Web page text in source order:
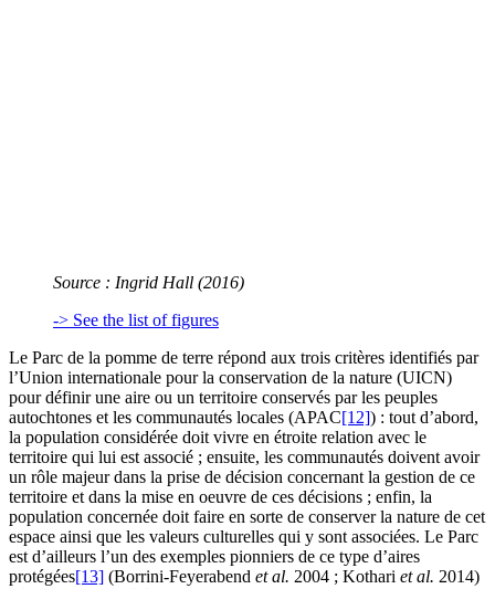
Source : Ingrid Hall (2016)
-> See the list of figures
Le Parc de la pomme de terre répond aux trois critères identifiés par
l’Union internationale pour la conservation de la nature (UICN)
pour définir une aire ou un territoire conservés par les peuples
autochtones et les communautés locales (APAC[12]) : tout d’abord,
la population considérée doit vivre en étroite relation avec le
territoire qui lui est associé ; ensuite, les communautés doivent avoir
un rôle majeur dans la prise de décision concernant la gestion de ce
territoire et dans la mise en oeuvre de ces décisions ; enfin, la
population concernée doit faire en sorte de conserver la nature de cet
espace ainsi que les valeurs culturelles qui y sont associées. Le Parc
est d’ailleurs l’un des exemples pionniers de ce type d’aires
protégées[13] (Borrini-Feyerabend et al. 2004 ; Kothari et al. 2014)